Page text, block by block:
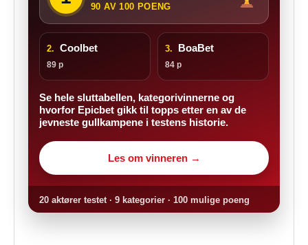
90 AV 100 POENG
2. Coolbet
89 p
3. BoaBet
84 p
Se hele sluttabellen, kategorivinnerne og
hvorfor Epicbet gikk til topps etter en av de
jevneste gullkampene i testens historie.
Les om vinneren →
20 aktører testet · 9 kategorier · 100 mulige poeng